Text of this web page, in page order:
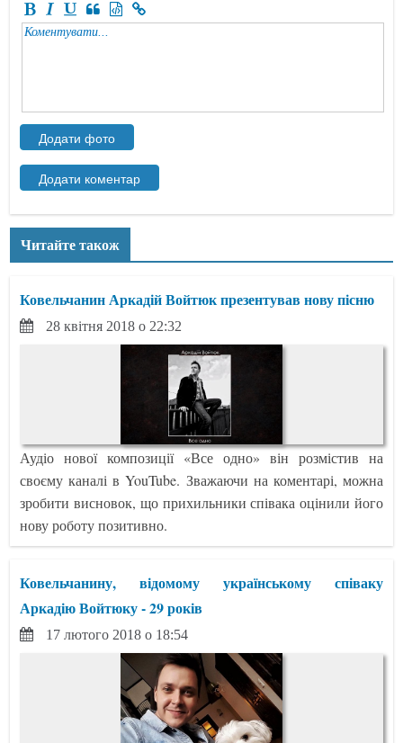
Читайте також
Ковельчанин Аркадій Войтюк презентував нову пісню
28 квітня 2018 о 22:32
Аудіо нової композиції «Все одно» він розмістив на
своєму каналі в YouTube. Зважаючи на коментарі, можна
зробити висновок, що прихильники співака оцінили його
нову роботу позитивно.
Ковельчанину, відомому українському співаку
Аркадію Войтюку - 29 років
17 лютого 2018 о 18:54